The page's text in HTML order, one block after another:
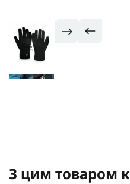
З цим товаром